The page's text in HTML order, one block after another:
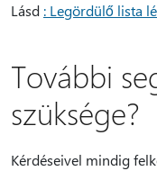
Lásd : Legördülő lista
További
szüksége?
Kérdéseivel mindig